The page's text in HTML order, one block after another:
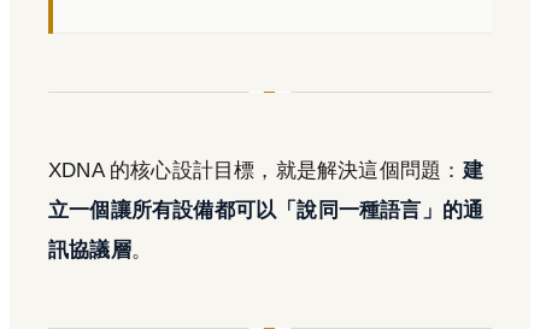
XDNA 的核心設計目標，就是解決這個問題： 建
立一個讓所有設備都可以「說同一種語言」的通
訊協議層。